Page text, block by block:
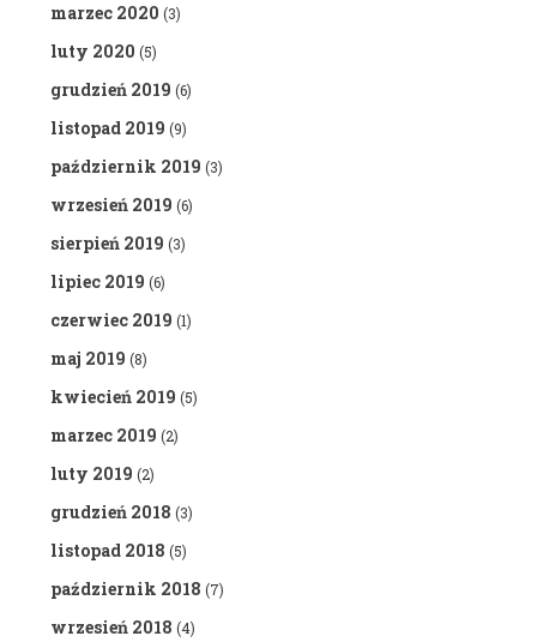
marzec 2020 (3)
luty 2020 (5)
grudzień 2019 (6)
listopad 2019 (9)
październik 2019 (3)
wrzesień 2019 (6)
sierpień 2019 (3)
lipiec 2019 (6)
czerwiec 2019 (1)
maj 2019 (8)
kwiecień 2019 (5)
marzec 2019 (2)
luty 2019 (2)
grudzień 2018 (3)
listopad 2018 (5)
październik 2018 (7)
wrzesień 2018 (4)